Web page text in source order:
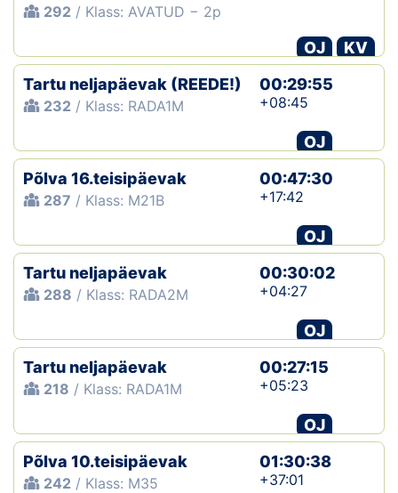
292 / Klass: AVATUD − 2p
OJ
KV
Tartu neljapäevak (REEDE!)
232 / Klass: RADA1M
00:29:55
+08:45
OJ
Põlva 16.teisipäevak
287 / Klass: M21B
00:47:30
+17:42
OJ
Tartu neljapäevak
288 / Klass: RADA2M
00:30:02
+04:27
OJ
Tartu neljapäevak
218 / Klass: RADA1M
00:27:15
+05:23
OJ
Põlva 10.teisipäevak
242 / Klass: M35
01:30:38
+37:01